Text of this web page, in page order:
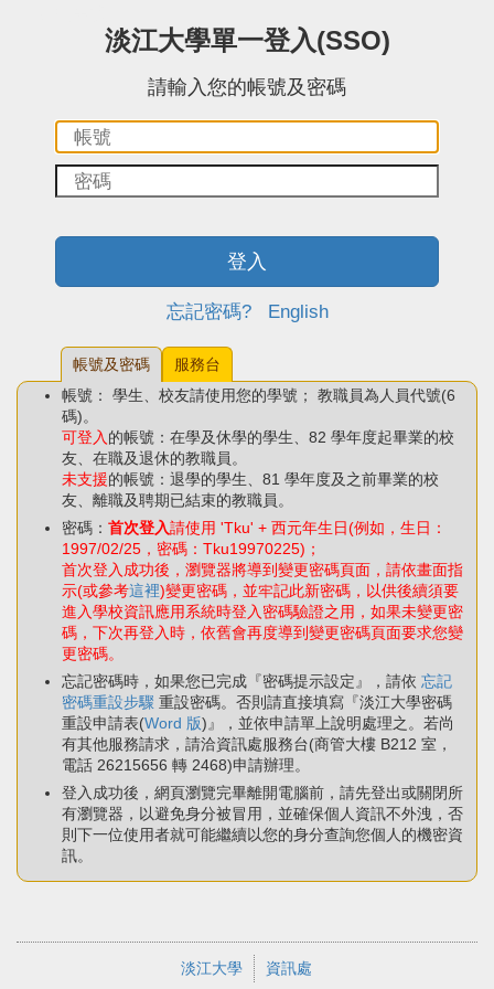
淡江大學單一登入(SSO)
請輸入您的帳號及密碼
碼：
登入
忘記密碼? English
帳號及密碼
服務台
帳號： 學生、校友請使用您的學號； 教職員為人員代號(6
碼)。
可登入 的帳號：在學及休學的學生、82 學年度起畢業的校
友、在職及退休的教職員。
未支援的帳號：退學的學生、81 學年度及之前畢業的校
友、離職及聘期已結束的教職員。
密碼： 首次登入請使用 'Tku' + 西元年生日(例如，生日：
1997/02/25，密碼：Tku19970225)；
首次登入成功後，瀏覽器將導到變更密碼頁面，請依畫面指
示(或參考這裡)變更密碼，並牢記此新密碼，以供後續須要
進入學校資訊應用系統時登入密碼驗證之用，如果未變更密
碼，下次再登入時，依舊會再度導到變更密碼頁面要求您變
更密碼。
忘記密碼時，如果您已完成『密碼提示設定』，請依 忘記
密碼重設步驟 重設密碼。否則請直接填寫『淡江大學密碼
重設申請表(Word 版)』，並依申請單上說明處理之。若尚
有其他服務請求，請洽資訊處服務台(商管大樓 B212 室，
電話 26215656 轉 2468)申請辦理。
登入成功後，網頁瀏覽完畢離開電腦前，請先登出或關閉所
有瀏覽器，以避免身分被冒用，並確保個人資訊不外洩，否
則下一位使用者就可能繼續以您的身分查詢您個人的機密資
訊。
淡江大學 資訊處